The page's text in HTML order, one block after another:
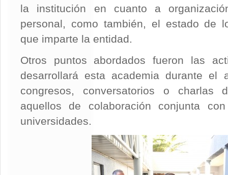
la institución en cuanto a
personal, como también, el estado de
que imparte la entidad.
Otros puntos abordados fueron las
desarrollará esta academia durante
congresos, conversatorios o charlas
aquellos de colaboración conjunta
universidades.